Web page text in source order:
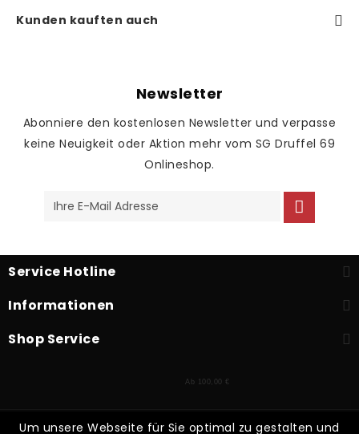
Kunden kauften auch
Newsletter
Abonniere den kostenlosen Newsletter und verpasse
keine Neuigkeit oder Aktion mehr vom SG Druffel 69
Onlineshop.
Service Hotline
Informationen
Shop Service
Ab 100,00 €
Um unsere Webseite für Sie optimal zu gestalten und